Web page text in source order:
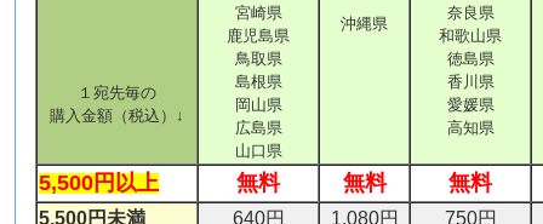
１宛先毎の
購入金額（税込）↓
宮崎県
鹿児島県
鳥取県
島根県
岡山県
広島県
山口県
沖縄県
奈良県
和歌山県
徳島県
香川県
愛媛県
高知県
5,500円以上 無料 無料 無料
5,500円未満 640円 1,080円 750円